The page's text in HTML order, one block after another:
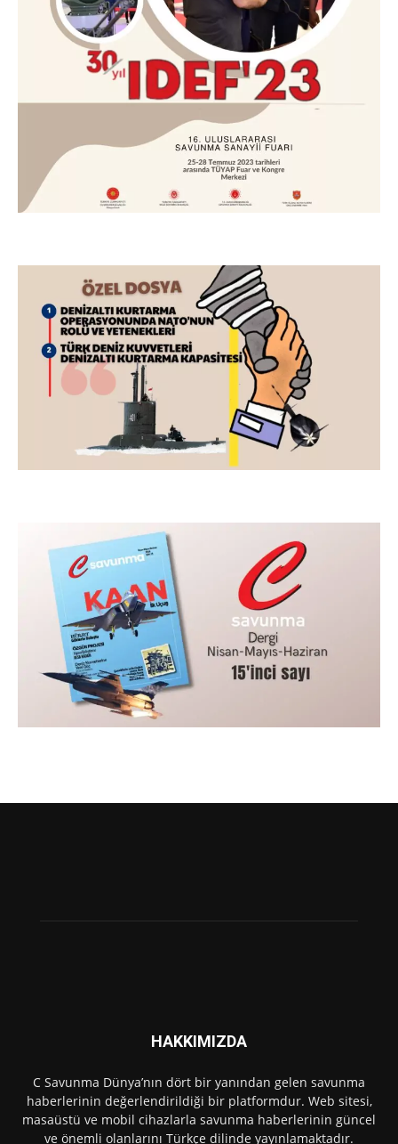
HAKKIMIZDA
C Savunma Dünya’nın dört bir yanından gelen savunma
haberlerinin değerlendirildiği bir platformdur. Web sitesi,
masaüstü ve mobil cihazlarla savunma haberlerinin güncel
ve önemli olanlarını Türkçe dilinde yayınlamaktadır.